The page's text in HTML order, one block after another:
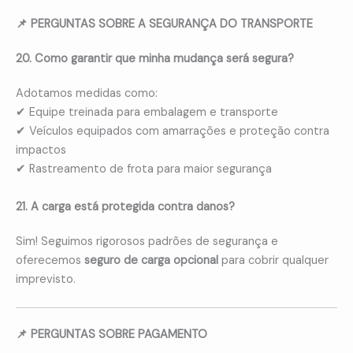
📌 PERGUNTAS SOBRE A SEGURANÇA DO TRANSPORTE
20. Como garantir que minha mudança será segura?
Adotamos medidas como:
✔ Equipe treinada para embalagem e transporte
✔ Veículos equipados com amarrações e proteção contra
impactos
✔ Rastreamento de frota para maior segurança
21. A carga está protegida contra danos?
Sim! Seguimos rigorosos padrões de segurança e
oferecemos seguro de carga opcional para cobrir qualquer
imprevisto.
📌 PERGUNTAS SOBRE PAGAMENTO